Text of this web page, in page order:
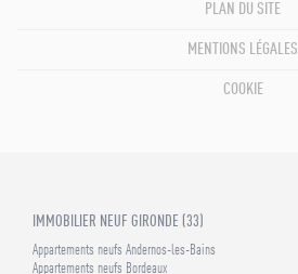
PLAN DU SITE
MENTIONS LÉGALES
COOKIE
IMMOBILIER NEUF GIRONDE (33)
Appartements neufs Andernos-les-Bains
Appartements neufs Bordeaux